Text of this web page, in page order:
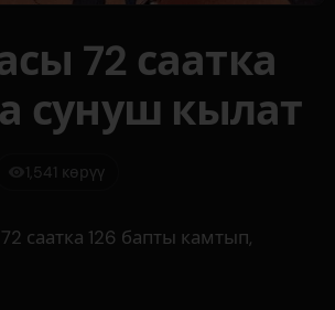
72 саатка
сунуш кылат
1,541 көрүү
саатка 126 бапты камтып,